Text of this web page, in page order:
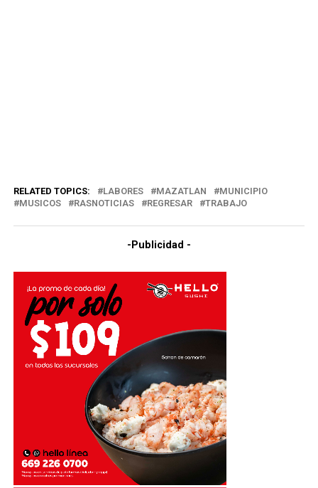
RELATED TOPICS: LABORES MAZATLAN
MUNICIPIO
MUSICOS
RASNOTICIAS REGRESAR TRABAJO
-Publicidad -